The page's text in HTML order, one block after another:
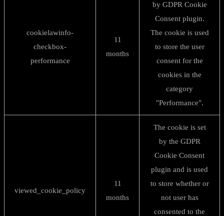
cookielawinfo-
checkbox-
performance
11
months
by GDPR Cookie
Consent plugin.
The cookie is used
to store the user
consent for the
cookies in the
category
"Performance".
viewed_cookie_policy
11
months
The cookie is set
by the GDPR
Cookie Consent
plugin and is used
to store whether or
not user has
consented to the